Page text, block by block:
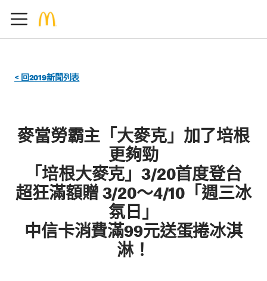
< 回2019新聞列表
麥當勞霸主「大麥克」加了培根
更夠勁
「培根大麥克」3/20首度登台
超狂滿額贈 3/20～4/10「週三冰
氛日」
中信卡消費滿99元送蛋捲冰淇
淋！